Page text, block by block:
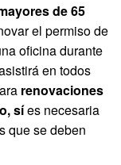
de 65
el permiso de
oficina durante
en todos
renovaciones
síes necesaria
que se deben